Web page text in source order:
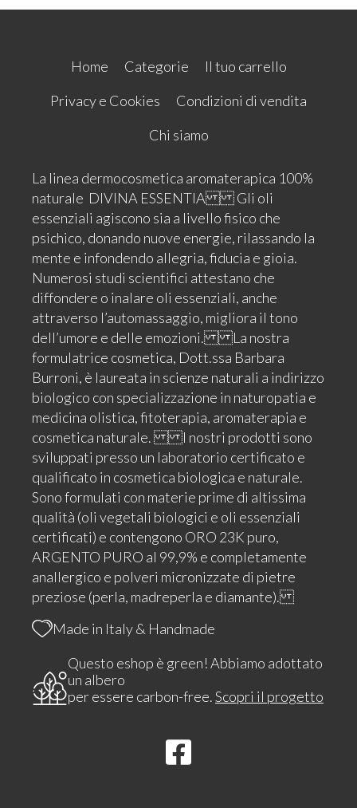
Home Categorie
Il tuo carrello
Privacy e Cookies
Condizioni di vendita
Chi siamo
La linea dermocosmetica aromaterapica 100%
naturale DIVINA ESSENTIA Gli oli
essenziali agiscono sia a livello fisico che
psichico, donando nuove energie, rilassando la
mente e infondendo allegria, fiducia e gioia.
Numerosi studi scientifici attestano che
diffondere o inalare oli essenziali, anche
attraverso l’automassaggio, migliora il tono
dell’umore e delle emozioni. La nostra
formulatrice cosmetica, Dott.ssa Barbara
Burroni, è laureata in scienze naturali a indirizzo
biologico con specializzazione in naturopatia e
medicina olistica, fitoterapia, aromaterapia e
cosmetica naturale. I nostri prodotti sono
sviluppati presso un laboratorio certificato e
qualificato in cosmetica biologica e naturale.
Sono formulati con materie prime di altissima
qualità (oli vegetali biologici e oli essenziali
certificati) e contengono ORO 23K puro,
ARGENTO PURO al 99,9% e completamente
anallergico e polveri micronizzate di pietre
preziose (perla, madreperla e diamante).
Made in Italy & Handmade
Questo eshop è green! Abbiamo adottato
un albero
per essere carbon-free.Scopri il progetto